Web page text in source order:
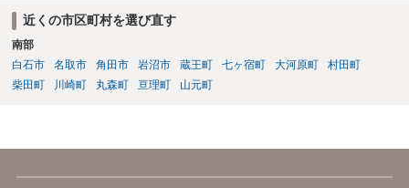
近くの市区町村を選び直す
南部
白石市
名取市 角田市 岩沼市 蔵王町 七ヶ宿町 大河原町
村田町
柴田町
川崎町 丸森町 亘理町 山元町